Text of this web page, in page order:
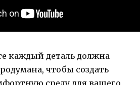
каждый деталь должна
чтобы создать